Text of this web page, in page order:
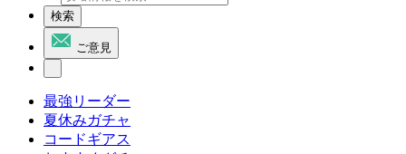
検索
ご意見
最強リーダー
夏休みガチャ
コードギアス